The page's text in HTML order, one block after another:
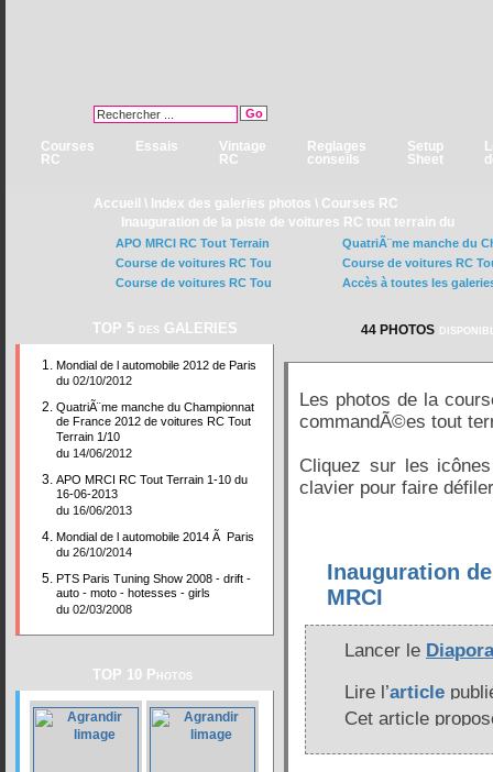
Courses
RC
Essais
Vintage
RC
Reglages
conseils
Setup
Sheet
Accueil \ Index des galeries photos \ Courses RC
Inauguration de la piste de voitures RC tout terrain du
APO MRCI RC Tout Terrain
QuatriÃ¨me manche du
Course de voitures RC Tou
Course de voitures RC
Course de voitures RC Tou
Accès à toutes les
TOP 5 des GALERIES
Mondial de l automobile 2012 de Paris
du 02/10/2012
QuatriÃ¨me manche du Championnat
de France 2012 de voitures RC Tout
Terrain 1/10
du 14/06/2012
APO MRCI RC Tout Terrain 1-10 du
16-06-2013
du 16/06/2013
Mondial de l automobile 2014 Ã Paris
du 26/10/2014
PTS Paris Tuning Show 2008 - drift -
auto - moto - hotesses - girls
du 02/03/2008
TOP 10 Photos
44 PHOTOS
Les photos de la
commandÃ©es tout
Cliquez sur les
clavier pour faire
Inauguration
MRCI
Lancer le
Lire l’article
Cet article